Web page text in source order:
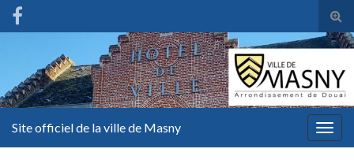
Site officiel de la ville de Masny